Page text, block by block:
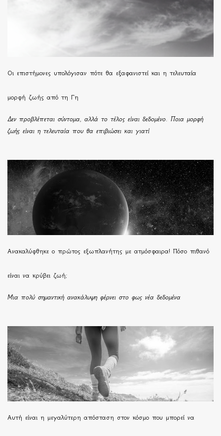
Οι επιστήμονες υπολόγισαν πότε θα εξαφανιστεί και η τελευταία
μορφή ζωής από τη Γη
Δεν προβλέπεται σύντομα, αλλά το τέλος είναι δεδομένο. Ποια μορφή
ζωής είναι η τελευταία που θα επιβιώσει και γιατί
Ανακαλύφθηκε ο πρώτος εξωπλανήτης με ατμόσφαιρα! Πόσο πιθανό
είναι να κρύβει ζωή;
Μια πολύ σημαντική ανακάλυψη φέρνει στο φως νέα δεδομένα
Αυτή είναι η μεγαλύτερη απόσταση στον κόσμο που μπορεί να